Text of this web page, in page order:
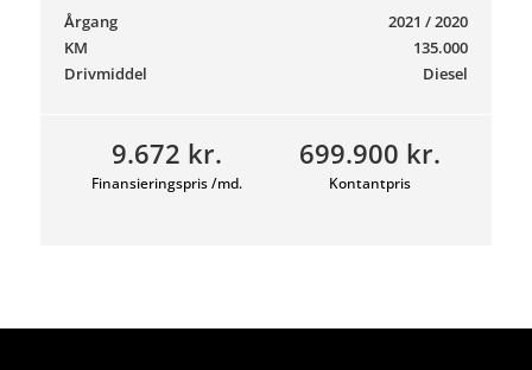
9.672 kr.
Finansieringspris /md.
699.900 kr.
Kontantpris
2021 / 2020
Årgang
135.000
KM
Diesel
Drivmiddel